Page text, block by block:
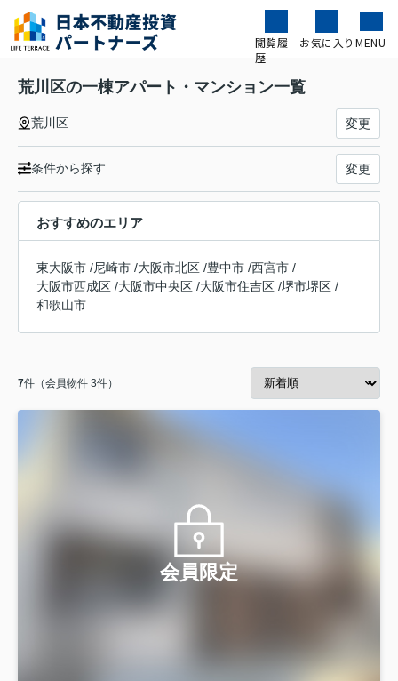
閲覧履
歴
お気に入り MENU
荒川区の一棟アパート・マンション一覧
荒川区 変更
条件から探す 変更
おすすめのエリア
東大阪市 /尼崎市 /大阪市北区 /豊中市 /西宮市 /
大阪市西成区 /大阪市中央区 /大阪市住吉区 /堺市堺区 /
和歌山市
7件（会員物件 3件）
会員限定